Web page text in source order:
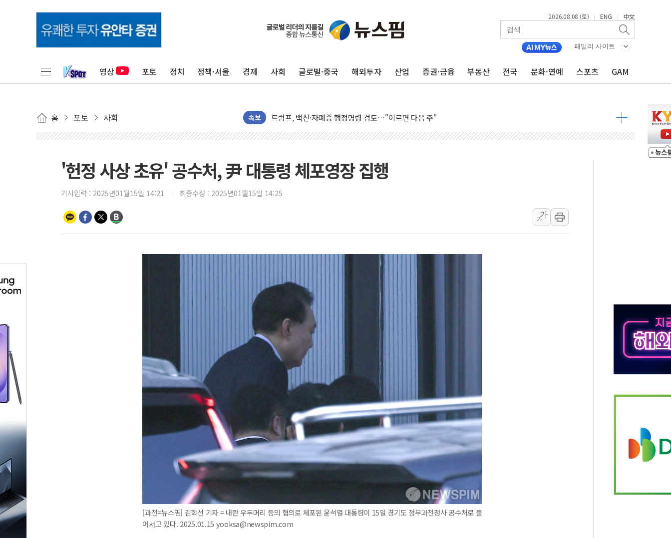
2026.08.08 (토) | ENG | 中文
패밀리 사이트
영상 포토 정치 정책·서울 경제 사회 글로벌·중국 해외투자 산업 증권·금융 부동산 전국 문화·연예 스포츠 GAM
홈 포토 사회 속보
뉴욕증시, 고용 쇼크에 금리 인상 우려 후퇴…S&P500 최고치
트럼프, 쿡 연준 이사 해임 재추진…"26일까지 의혹 소명" 요구
미 연준 매파 기세 꺾이나…고용 감소에 9월 동결 전망 우세
[종합] 이슬람 수니파 3국, '공동방위협정' 체결… 이스라엘·이란 위협에 맞설 자체 억지력 강화
美 항소법원, 백악관 무도회장 공사 중단 명령…트럼프 제동
이란 핵심 원유 수출항 '하르그섬', 최근 1주일 이상 '올스톱'… 美 해상봉쇄 영향
[AI MY 뉴스] 뉴욕 반도체주 프리뷰...美 고용 쇼크에 반도체주 '활짝'
뉴욕증시 프리뷰, 美 고용 쇼크에 금리 인상 우려 후퇴…나스닥 선물 1%대 상승
[종합] 美 7월 고용 2만3000명 감소 '쇼크'…9월 금리 인상 기대 후퇴
뉴욕증시 개장 전 특징주...아틀라시안·클라우드플레어·태양광주↑ VS 트레이드데스크·웬디스↓
보훈부, 미 DPAA와 MOU… "6·25 미군 실종자 7359명 끝까지 찾겠다"
트럼프 "금리 내려야"…파월 때와 달리 워시엔 톤 낮춰
특정 정치인 측근 포항시 정책특보 내정설...포항시 '시끌'
李 "해남 태양광, 대한민국 다음 100년 밑거름…수도권 집중 완화 전환점"
李 대통령, '6시간 마라톤 부동산 2차 회의' 주재… "전폭적 공급 확대·속도전 총력"
트럼프, 中 겨냥 폴리실리콘 관세 15% 부과…美 태양광주 급등
'헌정 사상 초유' 공수처, 尹 대통령 체포영장 집행
기사입력 : 2025년01월15일 14:21 최종수정 : 2025년01월15일 14:25
가
가
[과천=뉴스핌] 김학선 기자 = 내란 우두머리 등의 혐의로 체포된 윤석열 대통령이 15일 경기도 정부과천청사 공수처로 들
어서고 있다. 2025.01.15 yooksa@newspim.com